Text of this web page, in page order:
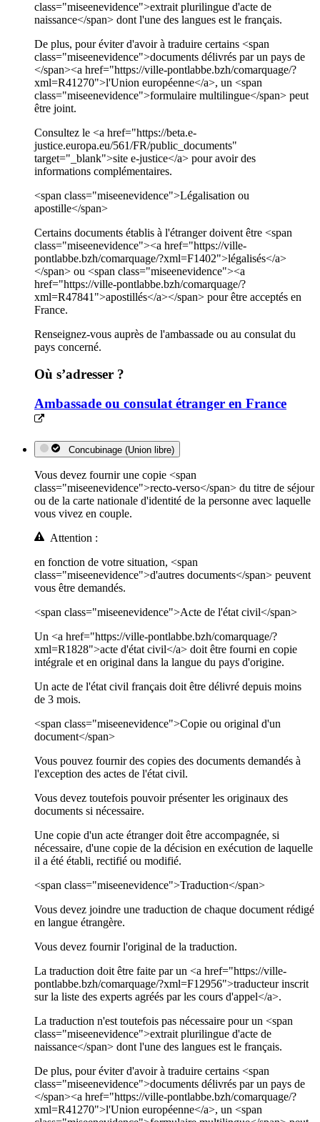
class="miseenevidence">extrait plurilingue d'acte de
naissance</span> dont l'une des langues est le français.
De plus, pour éviter d'avoir à traduire certains <span
class="miseenevidence">documents délivrés par un pays de
</span><a href="https://ville-pontlabbe.bzh/comarquage/?
xml=R41270">l'Union européenne</a>, un <span
class="miseenevidence">formulaire multilingue</span> peut
être joint.
Consultez le <a href="https://beta.e-
justice.europa.eu/561/FR/public_documents"
target="_blank">site e-justice</a> pour avoir des
informations complémentaires.
<span class="miseenevidence">Légalisation ou
apostille</span>
Certains documents établis à l'étranger doivent être <span
class="miseenevidence"><a href="https://ville-
pontlabbe.bzh/comarquage/?xml=F1402">légalisés</a>
</span> ou <span class="miseenevidence"><a
href="https://ville-pontlabbe.bzh/comarquage/?
xml=R47841">apostillés</a></span> pour être acceptés en
France.
Renseignez-vous auprès de l'ambassade ou au consulat du
pays concerné.
Où s’adresser ?
Ambassade ou consulat étranger en France
Concubinage (Union libre)
Vous devez fournir une copie <span
class="miseenevidence">recto-verso</span> du titre de séjour
ou de la carte nationale d'identité de la personne avec laquelle
vous vivez en couple.
Attention :
en fonction de votre situation, <span
class="miseenevidence">d'autres documents</span> peuvent
vous être demandés.
<span class="miseenevidence">Acte de l'état civil</span>
Un <a href="https://ville-pontlabbe.bzh/comarquage/?
xml=R1828">acte d'état civil</a> doit être fourni en copie
intégrale et en original dans la langue du pays d'origine.
Un acte de l'état civil français doit être délivré depuis moins
de 3 mois.
<span class="miseenevidence">Copie ou original d'un
document</span>
Vous pouvez fournir des copies des documents demandés à
l'exception des actes de l'état civil.
Vous devez toutefois pouvoir présenter les originaux des
documents si nécessaire.
Une copie d'un acte étranger doit être accompagnée, si
nécessaire, d'une copie de la décision en exécution de laquelle
il a été établi, rectifié ou modifié.
<span class="miseenevidence">Traduction</span>
Vous devez joindre une traduction de chaque document rédigé
en langue étrangère.
Vous devez fournir l'original de la traduction.
La traduction doit être faite par un <a href="https://ville-
pontlabbe.bzh/comarquage/?xml=F12956">traducteur inscrit
sur la liste des experts agréés par les cours d'appel</a>.
La traduction n'est toutefois pas nécessaire pour un <span
class="miseenevidence">extrait plurilingue d'acte de
naissance</span> dont l'une des langues est le français.
De plus, pour éviter d'avoir à traduire certains <span
class="miseenevidence">documents délivrés par un pays de
</span><a href="https://ville-pontlabbe.bzh/comarquage/?
xml=R41270">l'Union européenne</a>, un <span